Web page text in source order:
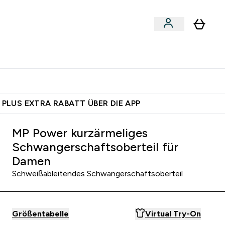
EXTRA RABATT ÜBER DIE APP
MP Power kurzärmeliges
Schwangerschaftsoberteil für
Damen
Schweißableitendes Schwangerschaftsoberteil
Größentabelle Virtual Try-On